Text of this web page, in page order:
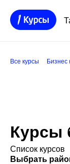
Все курсы Бизнес
Курсы
Список курсов
Выбрать